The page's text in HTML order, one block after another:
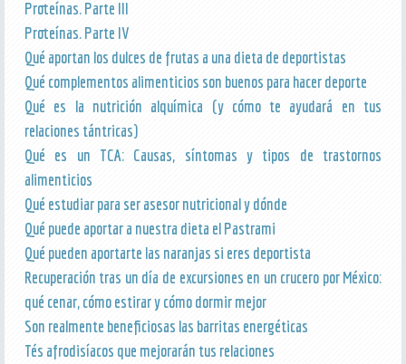
Proteínas. Parte III
Proteínas. Parte IV
Qué aportan los dulces de frutas a una dieta de deportistas
Qué complementos alimenticios son buenos para hacer deporte
Qué es la nutrición alquímica (y cómo te ayudará en tus
relaciones tántricas)
Qué es un TCA: Causas, síntomas y tipos de trastornos
alimenticios
Qué estudiar para ser asesor nutricional y dónde
Qué puede aportar a nuestra dieta el Pastrami
Qué pueden aportarte las naranjas si eres deportista
Recuperación tras un día de excursiones en un crucero por México:
qué cenar, cómo estirar y cómo dormir mejor
Son realmente beneficiosas las barritas energéticas
Tés afrodisíacos que mejorarán tus relaciones